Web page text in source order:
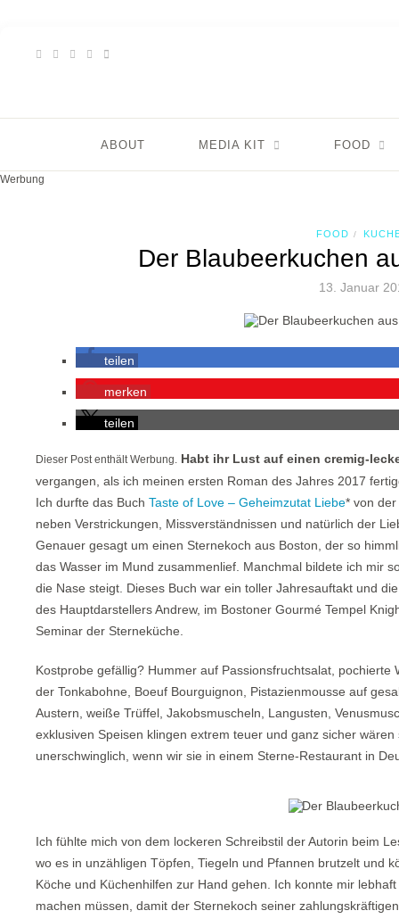
ABOUT MEDIA KIT FOOD
Werbung
FOOD /
Der Blaubeerkuchen
13. Januar
teilen
merken
teilen
Dieser Post enthält Werbung.
Habt ihr Lust auf einen cremig-
vergangen, als ich meinen ersten Roman des Jahres 2017
Ich durfte das Buch Taste of Love – Geheimzutat Liebe* von
neben Verstrickungen, Missverständnissen und natürlich der
Genauer gesagt um einen Sternekoch aus Boston, der so
das Wasser im Mund zusammenlief. Manchmal bildete ich mir
die Nase steigt. Dieses Buch war ein toller Jahresauftakt und
des Hauptdarstellers Andrew, im Bostoner Gourmé Tempel
Seminar der Sterneküche.
Kostprobe gefällig? Hummer auf Passionsfruchtsalat,
der Tonkabohne, Boeuf Bourguignon, Pistazienmousse auf
Austern, weiße Trüffel, Jakobsmuscheln, Langusten,
exklusiven Speisen klingen extrem teuer und ganz sicher
unerschwinglich, wenn wir sie in einem Sterne-Restaurant in
Ich fühlte mich von dem lockeren Schreibstil der Autorin beim
wo es in unzähligen Töpfen, Tiegeln und Pfannen brutzelt und
Köche und Küchenhilfen zur Hand gehen. Ich konnte mir
machen müssen, damit der Sternekoch seiner